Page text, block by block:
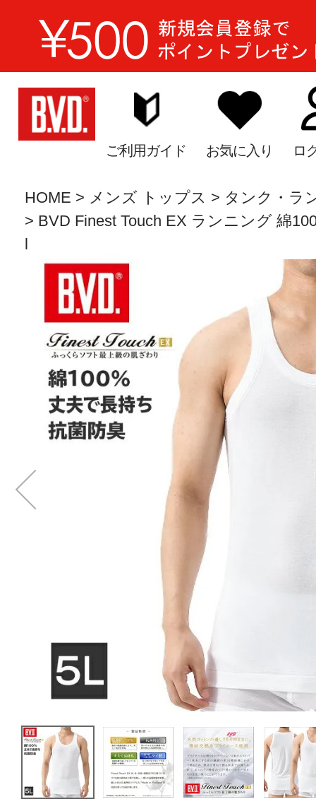
ご利用ガイド お気に入り ロ
HOME メンズ トップス
タンク・ラ
BVD Finest Touch EX ランニング 綿
l